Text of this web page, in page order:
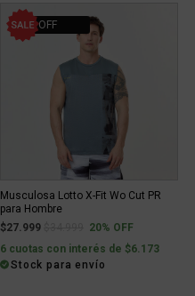
20% OFF
Musculosa Lotto X-Fit Wo Cut PR
para Hombre
$27.999
Price reduced from
to20% OFF
6 cuotas con interés de $6.173
Stock para envío